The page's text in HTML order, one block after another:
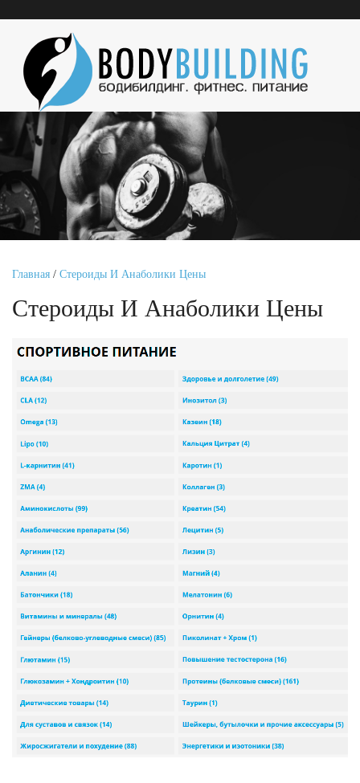
Главная / Стероиды И Анаболики Цены
Стероиды И Анаболики Цены